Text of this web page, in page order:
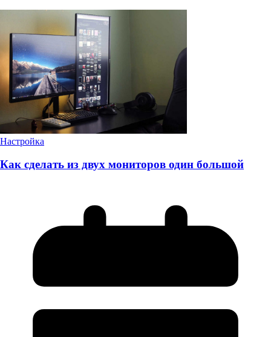
Настройка
Как сделать из двух мониторов один большой